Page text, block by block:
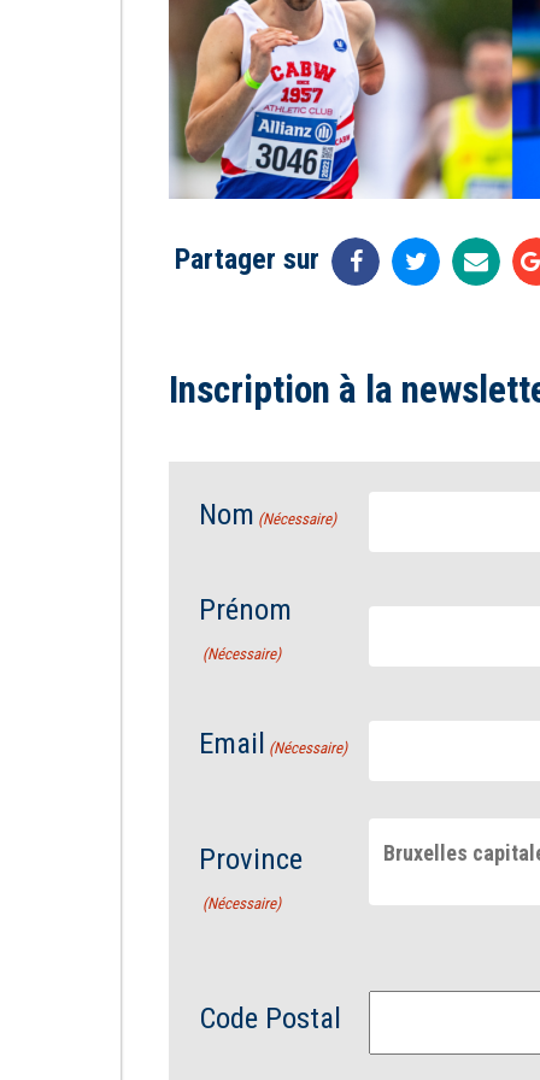
Partager sur
Inscription à la
Nom (Nécessaire)
Prénom
(Nécessaire)
Email (Nécessaire)
Province
(Nécessaire)
Bruxelles
Code Postal